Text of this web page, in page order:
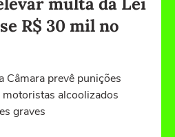
R$ 30 mil no
Câmara prevê punições
alcoolizados
graves